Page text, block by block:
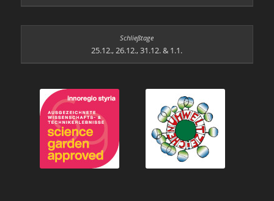
25.12., 26.12., 31.12. & 1.1.